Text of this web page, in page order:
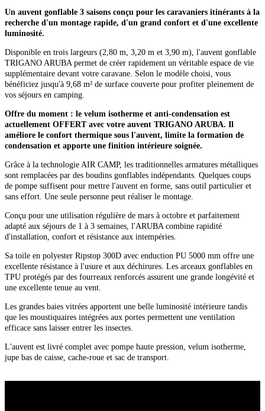
Un auvent gonflable 3 saisons conçu pour les caravaniers itinérants à la
recherche d'un montage rapide, d'un grand confort et d'une excellente
luminosité.
Disponible en trois largeurs (2,80 m, 3,20 m et 3,90 m), l'auvent gonflable
TRIGANO ARUBA permet de créer rapidement un véritable espace de vie
supplémentaire devant votre caravane. Selon le modèle choisi, vous
bénéficiez jusqu'à 9,68 m² de surface couverte pour profiter pleinement de
vos séjours en camping.
Offre du moment : le velum isotherme et anti-condensation est
actuellement OFFERT avec votre auvent TRIGANO ARUBA. Il
améliore le confort thermique sous l'auvent, limite la formation de
condensation et apporte une finition intérieure soignée.
Grâce à la technologie AIR CAMP, les traditionnelles armatures métalliques
sont remplacées par des boudins gonflables indépendants. Quelques coups
de pompe suffisent pour mettre l'auvent en forme, sans outil particulier et
sans effort. Une seule personne peut réaliser le montage.
Conçu pour une utilisation régulière de mars à octobre et parfaitement
adapté aux séjours de 1 à 3 semaines, l'ARUBA combine rapidité
d'installation, confort et résistance aux intempéries.
Sa toile en polyester Ripstop 300D avec enduction PU 5000 mm offre une
excellente résistance à l'usure et aux déchirures. Les arceaux gonflables en
TPU protégés par des fourreaux renforcés assurent une grande longévité et
une excellente tenue au vent.
Les grandes baies vitrées apportent une belle luminosité intérieure tandis
que les moustiquaires intégrées aux portes permettent une ventilation
efficace sans laisser entrer les insectes.
L'auvent est livré complet avec pompe haute pression, velum isotherme,
jupe bas de caisse, cache-roue et sac de transport.